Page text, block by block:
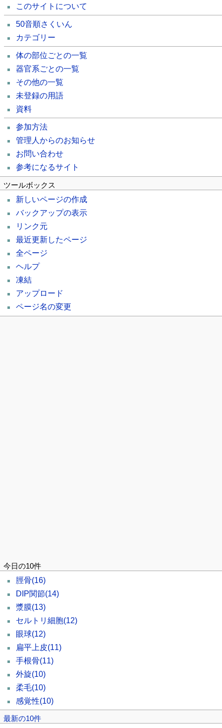
このサイトについて
50音順さくいん
カテゴリー
体の部位ごとの一覧
器官系ごとの一覧
その他の一覧
未登録の用語
資料
参加方法
管理人からのお知らせ
お問い合わせ
参考になるサイト
ツールボックス
新しいページの作成
バックアップの表示
リンク元
最近更新したページ
全ページ
ヘルプ
凍結
アップロード
ページ名の変更
今日の10件
脛骨(16)
DIP関節(14)
漿膜(13)
セルトリ細胞(12)
眼球(12)
扁平上皮(11)
手根骨(11)
外旋(10)
柔毛(10)
感覚性(10)
最新の10件